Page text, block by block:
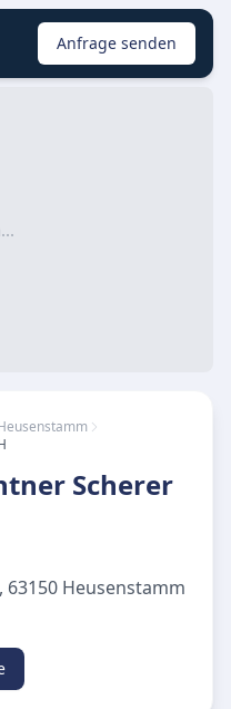
Anfrage senden
Scherer
63150 Heusenstamm